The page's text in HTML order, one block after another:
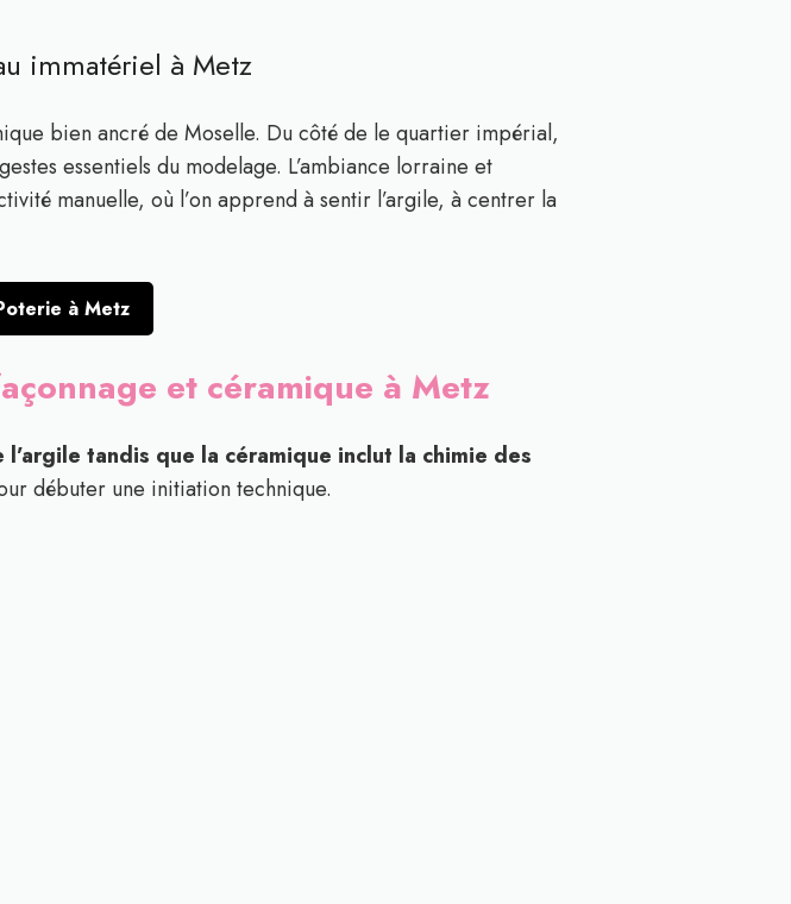
immatériel à Metz
bien ancré de Moselle. Du côté de le quartier impérial,
essentiels du modelage. L’ambiance lorraine et
manuelle, où l’on apprend à sentir l’argile, à centrer la
à Metz
et céramique à Metz
tandis que la céramique inclut la chimie des
débuter une initiation technique.